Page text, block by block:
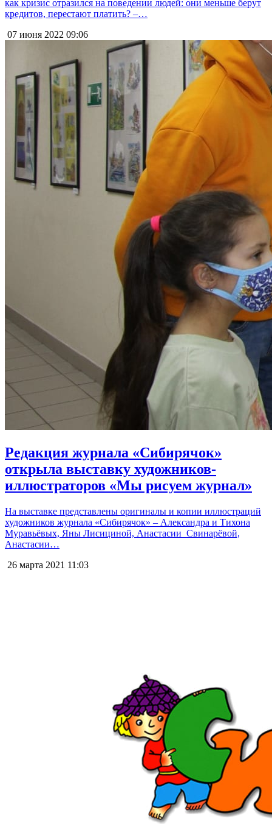
как кризис отразился на поведении людей: они меньше берут
кредитов, перестают платить? –…
07 июня 2022 09:06
Редакция журнала «Сибирячок»
открыла выставку художников-
иллюстраторов «Мы рисуем журнал»
На выставке представлены оригиналы и копии иллюстраций
художников журнала «Сибирячок» – Александра и Тихона
Муравьёвых, Яны Лисициной, Анастасии Свинарёвой,
Анастасии…
26 марта 2021 11:03